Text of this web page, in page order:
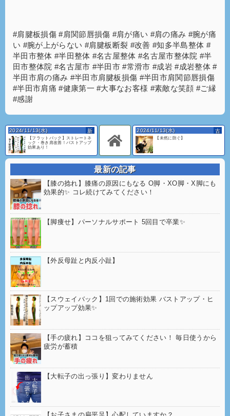
#肩腱板損傷 #肩関節唇損傷 #肩が痛い #肩の痛み #腕が痛
い #腕が上がらない #肩腱板断裂 #改善 #知多半島整体 #
半田市整体 #半田整体 #名古屋整体 #名古屋市整体院 #半
田市整体院 #名古屋市 #半田市 #常滑市 #成岩 #成岩整体 #
半田市肩の痛み #半田市肩腱板損傷 #半田市肩関節唇損傷
#半田市肩痛 #健康第一 #大事なお客様 #素敵な笑顔 #ご縁
#感謝
2024/11/13(水)
【フラットバック】ストレートネ
ック・巻き肩改善！バストアップ
効果あり！
2024/11/13(水)
【未然に防ぐ】
最新の記事
【膝の捻れ】膝痛の原因にもなる O脚・XO脚・X脚にも
効果的✨ コレ続けてみてください！
【脚痩せ】パーソナルサポート 5回目で卒業✨
【外反母趾と内反小趾】
【スウェイバック】1回での施術効果 バストアップ・ヒ
ップアップ効果✨
【手の疲れ】ココを狙ってみてください！ 毎日使うから
疲労が蓄積
【大転子の出っ張り】変わりません